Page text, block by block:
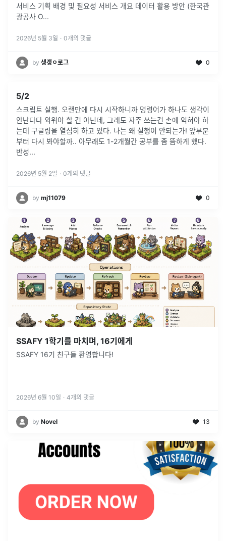
서비스 기획 배경 및 필요성 서비스 개요 데이터 활용 방안 (한국관
광공사 O...
2026년 5월 3일 · 0개의 댓글
by 생갱ㅇ로그 0
5/2
스크립트 실행. 오랜만에 다시 시작하니까 명령어가 하나도 생각이
안난다다 외워야 할 건 아닌데, 그래도 자주 쓰는건 손에 익혀야 하
는데 구글링을 열심히 하고 있다. 나는 왜 실행이 안되는가! 앞부분
부터 다시 봐야할까.. 아무래도 1-2개월간 공부를 좀 뜸하게 했다.
반성...
2026년 5월 2일 · 0개의 댓글
by mj11079 0
SSAFY 1학기를 마치며, 16기에게
SSAFY 16기 친구들 환영합니다!
2026년 6월 10일 · 4개의 댓글
by Novel 13